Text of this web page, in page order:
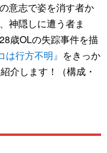
意志で姿を消す者か
神隠しに遭う者ま
歳OLの失踪事件を描
は行方不明』 をきっか
介します！（構成・